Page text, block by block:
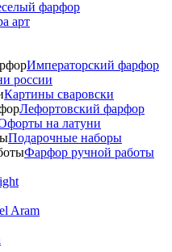
фарфор
арт
Императорский фарфор
россии
Картины сваровски
Лефортовский фарфор
на латуни
Подарочные наборы
Фарфор ручной работы
Aram